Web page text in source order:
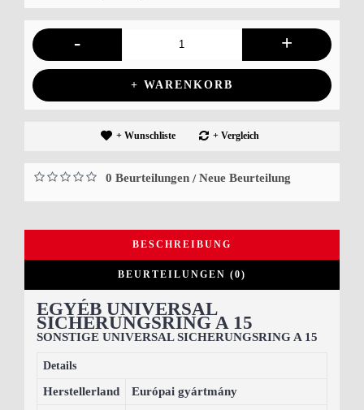
- +
+ WARENKORB
+ Wunschliste + Vergleich
0 Beurteilungen /Neue Beurteilung
BESCHREIBUNG
BEURTEILUNGEN (0)
EGYÉB UNIVERSAL
SICHERUNGSRING A 15
SONSTIGE UNIVERSAL SICHERUNGSRING A 15
Details
Herstellerland
Európai gyártmány